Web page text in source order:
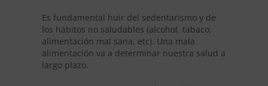
Es fundamental huir del sedentarismo y de
los hábitos no saludables (alcohol, tabaco,
alimentación mal sana, etc). Una mala
alimentación va a determinar nuestra salud a
largo plazo.